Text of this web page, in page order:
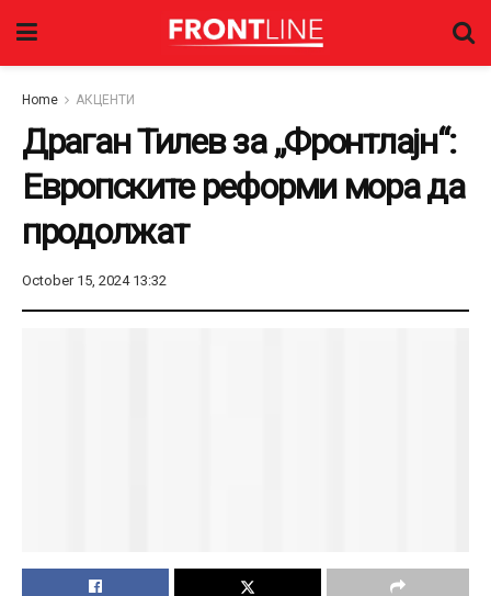
Home АКЦЕНТИ
Драган Тилев за „Фронтлајн“:
Европските реформи мора да
продолжат
October 15, 2024 13:32